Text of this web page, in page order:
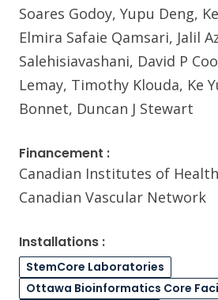
Soares Godoy, Yupu Deng,
Elmira Safaie Qamsari, Jalil
Salehisiavashani, David P
Lemay, Timothy Klouda, Ke
Bonnet, Duncan J Stewart
Financement :
Canadian Institutes of
Canadian Vascular Network
Installations :
StemCore Laboratories
Ottawa Bioinformatics Core